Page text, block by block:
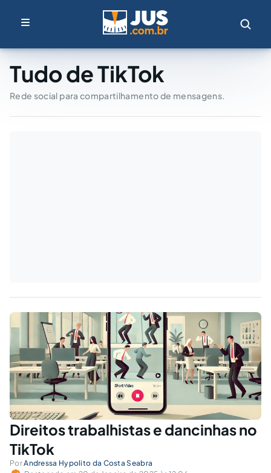
Tudo de TikTok
Rede social para compartilhamento de mensagens.
Direitos trabalhistas e dancinhas no
TikTok
PorAndressa Hypolito da Costa Seabra